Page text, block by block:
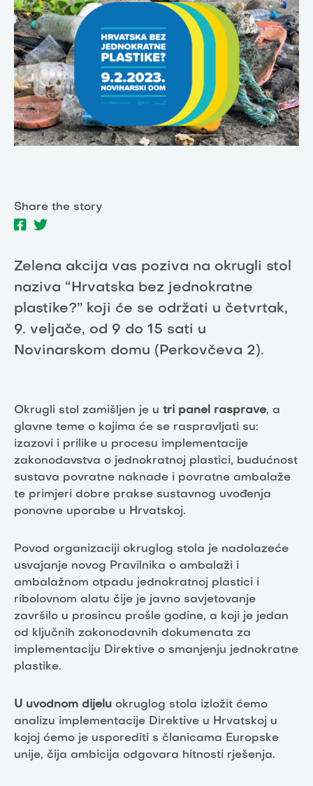
Share the story
Zelena akcija vas poziva na okrugli stol
naziva “Hrvatska bez jednokratne
plastike?” koji će se održati u četvrtak,
9. veljače, od 9 do 15 sati u
Novinarskom domu (Perkovčeva 2).
Okrugli stol zamišljen je u tri panel rasprave, a
glavne teme o kojima će se raspravljati su:
izazovi i prilike u procesu implementacije
zakonodavstva o jednokratnoj plastici, budućnost
sustava povratne naknade i povratne ambalaže
te primjeri dobre prakse sustavnog uvođenja
ponovne uporabe u Hrvatskoj.
Povod organizaciji okruglog stola je nadolazeće
usvajanje novog Pravilnika o ambalaži i
ambalažnom otpadu jednokratnoj plastici i
ribolovnom alatu čije je javno savjetovanje
završilo u prosincu prošle godine, a koji je jedan
od ključnih zakonodavnih dokumenata za
implementaciju Direktive o smanjenju jednokratne
plastike.
U uvodnom dijelu okruglog stola izložit ćemo
analizu implementacije Direktive u Hrvatskoj u
kojoj ćemo je usporediti s članicama Europske
unije, čija ambicija odgovara hitnosti rješenja.